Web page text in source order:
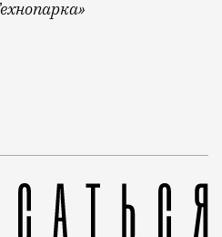
редко выходят за